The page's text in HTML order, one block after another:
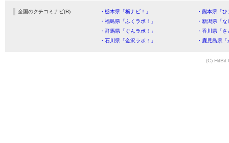
全国のクチコミナビ(R) ・栃木県「栃ナビ！」
・熊本県「
・福島県「ふくラボ！」
・新潟県「
・群馬県「ぐんラボ！」
・香川県「
・石川県「金沢ラボ！」
・鹿児島県
(C) HitBit